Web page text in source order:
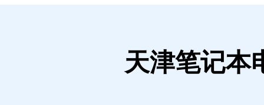
天津笔记本